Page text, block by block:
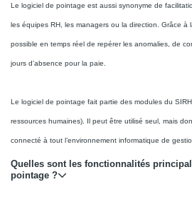
Le logiciel de pointage est aussi synonyme de
les équipes RH, les managers ou la direction. Grâce
possible en temps réel de repérer les anomalies, de
jours d’absence pour la paie.
Le logiciel de pointage fait partie des modules du
ressources humaines). Il peut être utilisé seul, mais
connecté à tout l’environnement informatique de
Quelles sont les fonctionnalités
pointage ?